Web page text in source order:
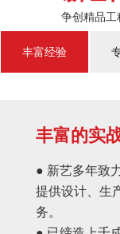
争创精品工
丰富经验
丰富的实
● 新艺多年致
提供设计、生
务。